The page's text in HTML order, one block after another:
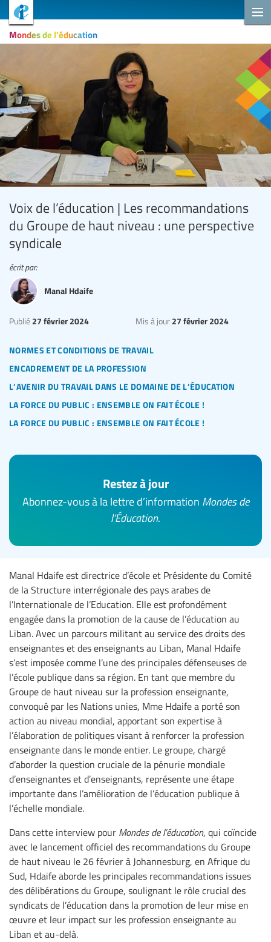
Mondes de l'éducation
Voix de l’éducation | Les recommandations
du Groupe de haut niveau : une perspective
syndicale
normes et conditions de travail
encadrement de la profession
l’avenir du travail dans le domaine de l’éducation
la force du public : ensemble on fait école !
la force du public : ensemble on fait école !
Publié 27 février 2024 Mis à jour 27 février 2024
écrit par:
Manal Hdaife
Restez à jour
Abonnez-vous à la lettre d’information Mondes de
l’Éducation.
Manal Hdaife est directrice d’école et Présidente du Comité
de la Structure interrégionale des pays arabes de
l’Internationale de l’Education. Elle est profondément
engagée dans la promotion de la cause de l’éducation au
Liban. Avec un parcours militant au service des droits des
enseignantes et des enseignants au Liban, Manal Hdaife
s’est imposée comme l’une des principales défenseuses de
l’école publique dans sa région. En tant que membre du
Groupe de haut niveau sur la profession enseignante,
convoqué par les Nations unies, Mme Hdaife a porté son
action au niveau mondial, apportant son expertise à
l’élaboration de politiques visant à renforcer la profession
enseignante dans le monde entier. Le groupe, chargé
d’aborder la question cruciale de la pénurie mondiale
d’enseignantes et d’enseignants, représente une étape
importante dans l’amélioration de l’éducation publique à
l’échelle mondiale.
Dans cette interview pour Mondes de l’éducation, qui coïncide
avec le lancement officiel des recommandations du Groupe
de haut niveau le 26 février à Johannesburg, en Afrique du
Sud, Hdaife aborde les principales recommandations issues
des délibérations du Groupe, soulignant le rôle crucial des
syndicats de l’éducation dans la promotion de leur mise en
œuvre et leur impact sur les profession enseignante au
Liban et au-delà.